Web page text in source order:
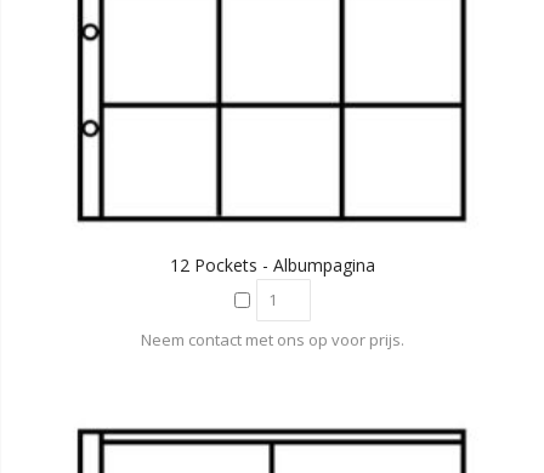
12 Pockets - Albumpagina
Neem contact met ons op voor prijs.